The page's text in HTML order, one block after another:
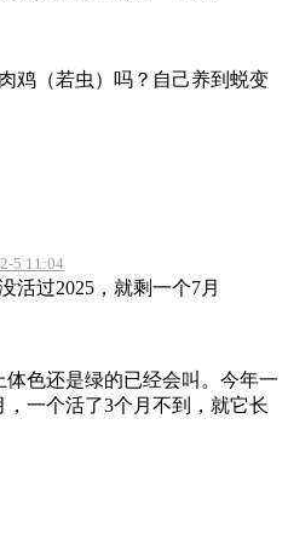
鸡（若虫）吗？自己养到蜕变
5 11:04
活过2025，就剩一个7月
色还是绿的已经会叫。今年一
一个活了3个月不到，就它长